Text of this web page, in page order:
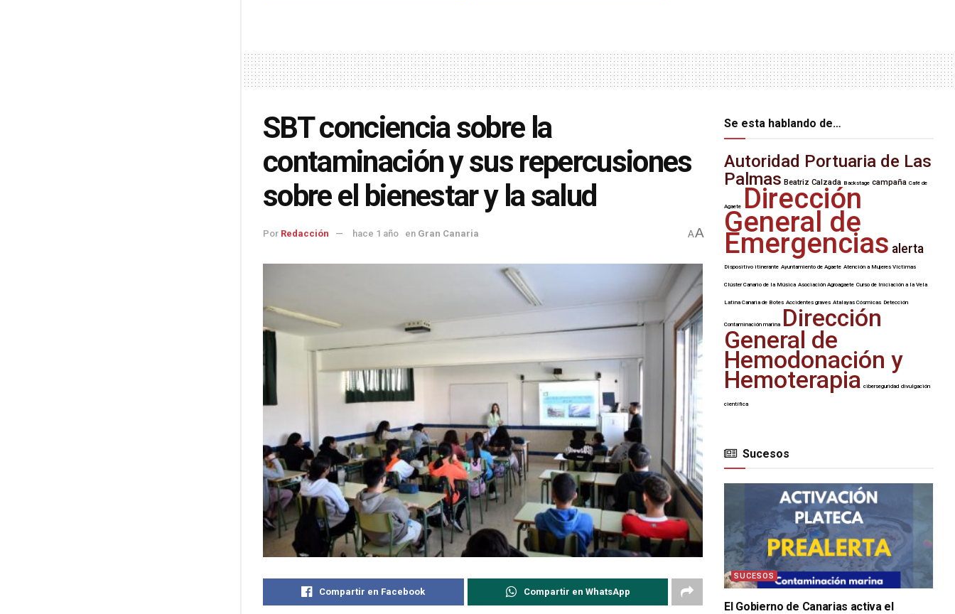
SBT conciencia sobre la
contaminación y sus repercusiones
sobre el bienestar y la salud
Por Redacción hace 1 año en Gran Canaria AA
Compartir en Facebook Compartir en WhatsApp
Se esta hablando de…
Autoridad Portuaria de Las
Palmas Beatriz Calzada Backstage campaña Café de
Agaete Dirección
General de
Emergencias alerta
Dispositivo itinerante Ayuntamiento de Agaete Atención a Mujeres Víctimas
Clúster Canario de la Música Asociación Agroagaete Curso de Iniciación a la Vela
Latina Canaria de Botes Accidentes graves Atalayas Cósmicas Detección
Contaminación marina Dirección
General de
Hemodonación y
Hemoterapia ciberseguridad divulgación
científica
Sucesos
SUCESOS
El Gobierno de Canarias activa el